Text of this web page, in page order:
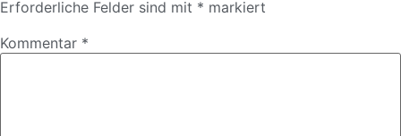
Erforderliche Felder sind mit * markiert
Kommentar *